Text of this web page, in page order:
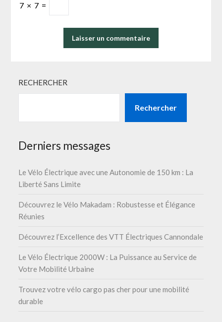
7 × 7 =
RECHERCHER
Rechercher
Derniers messages
Le Vélo Électrique avec une Autonomie de 150 km : La
Liberté Sans Limite
Découvrez le Vélo Makadam : Robustesse et Élégance
Réunies
Découvrez l’Excellence des VTT Électriques Cannondale
Le Vélo Électrique 2000W : La Puissance au Service de
Votre Mobilité Urbaine
Trouvez votre vélo cargo pas cher pour une mobilité
durable